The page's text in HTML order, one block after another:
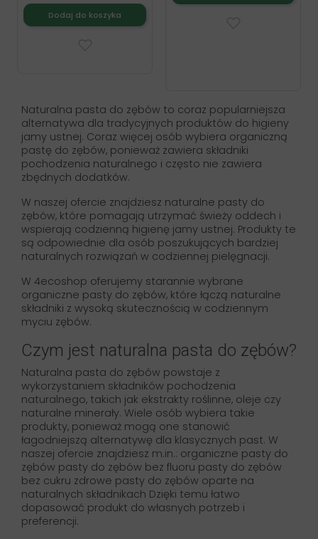
Dodaj do koszyka
Naturalna pasta do zębów to coraz popularniejsza
alternatywa dla tradycyjnych produktów do higieny
jamy ustnej. Coraz więcej osób wybiera organiczną
pastę do zębów, ponieważ zawiera składniki
pochodzenia naturalnego i często nie zawiera
zbędnych dodatków.
W naszej ofercie znajdziesz naturalne pasty do
zębów, które pomagają utrzymać świeży oddech i
wspierają codzienną higienę jamy ustnej. Produkty te
są odpowiednie dla osób poszukujących bardziej
naturalnych rozwiązań w codziennej pielęgnacji.
W 4ecoshop oferujemy starannie wybrane
organiczne pasty do zębów, które łączą naturalne
składniki z wysoką skutecznością w codziennym
myciu zębów.
Czym jest naturalna pasta do zębów?
Naturalna pasta do zębów powstaje z
wykorzystaniem składników pochodzenia
naturalnego, takich jak ekstrakty roślinne, oleje czy
naturalne minerały. Wiele osób wybiera takie
produkty, ponieważ mogą one stanowić
łagodniejszą alternatywę dla klasycznych past. W
naszej ofercie znajdziesz m.in.: organiczne pasty do
zębów pasty do zębów bez fluoru pasty do zębów
bez cukru zdrowe pasty do zębów oparte na
naturalnych składnikach Dzięki temu łatwo
dopasować produkt do własnych potrzeb i
preferencji.